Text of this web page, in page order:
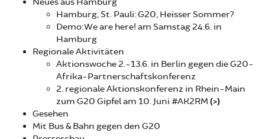
Hamburg, St. Pauli: G20, Heisser Sommer?
Demo: We are here! am Samstag 24.6. in
Hamburg
Regionale Aktivitäten
Aktionswoche 2.-13.6. in Berlin gegen die G20-
Afrika-Partnerschaftskonferenz
2. regionale Aktionskonferenz in Rhein-Main
zum G20 Gipfel am 10. Juni #AK2RM (>)
Gesehen
Mit Bus & Bahn gegen den G20